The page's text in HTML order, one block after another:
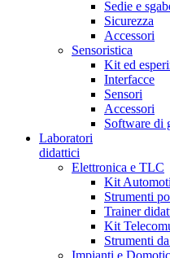
Sedie e
Sicurezza
Accessori
Sensoristica
Kit ed
Interfacce
Sensori
Accessori
Software di
Laboratori
didattici
Elettronica e TLC
Kit
Strumenti
Trainer
Kit
Strumenti
Impianti e